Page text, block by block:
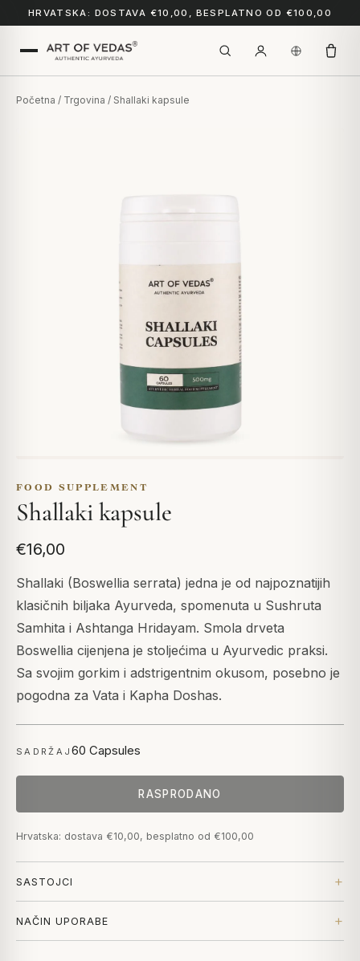
HRVATSKA: DOSTAVA €10,00, BESPLATNO OD €100,00
Početna / Trgovina / Shallaki kapsule
FOOD SUPPLEMENT
Shallaki kapsule
€16,00
Shallaki (Boswellia serrata) jedna je od najpoznatijih
klasičnih biljaka Ayurveda, spomenuta u Sushruta
Samhita i Ashtanga Hridayam. Smola drveta
Boswellia cijenjena je stoljećima u Ayurvedic praksi.
Sa svojim gorkim i adstrigentnim okusom, posebno je
pogodna za Vata i Kapha Doshas.
SADRŽAJ60 Capsules
RASPRODANO
Hrvatska: dostava €10,00, besplatno od €100,00
SASTOJCI
NAČIN UPORABE